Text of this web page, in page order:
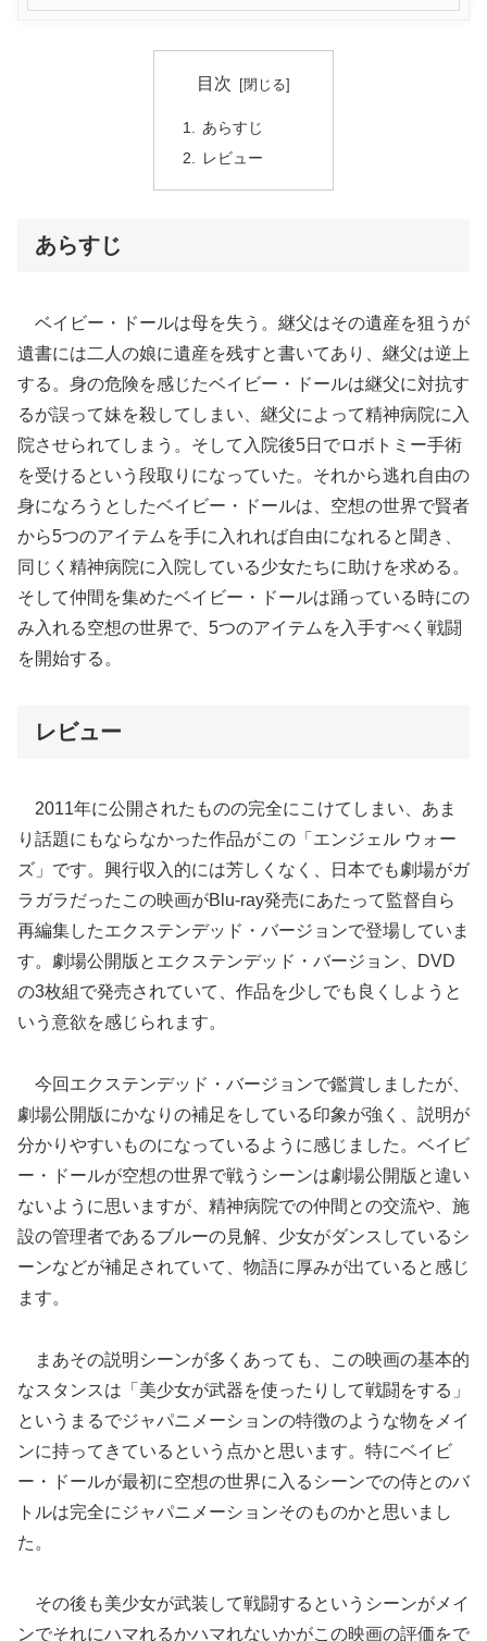
目次
あらすじ
レビュー
あらすじ
ベイビー・ドールは母を失う。継父はその遺産を狙うが
遺書には二人の娘に遺産を残すと書いてあり、継父は逆上
する。身の危険を感じたベイビー・ドールは継父に対抗す
るが誤って妹を殺してしまい、継父によって精神病院に入
院させられてしまう。そして入院後5日でロボトミー手術
を受けるという段取りになっていた。それから逃れ自由の
身になろうとしたベイビー・ドールは、空想の世界で賢者
から5つのアイテムを手に入れれば自由になれると聞き、
同じく精神病院に入院している少女たちに助けを求める。
そして仲間を集めたベイビー・ドールは踊っている時にの
み入れる空想の世界で、5つのアイテムを入手すべく戦闘
を開始する。
レビュー
2011年に公開されたものの完全にこけてしまい、あま
り話題にもならなかった作品がこの「エンジェル ウォー
ズ」です。興行収入的には芳しくなく、日本でも劇場がガ
ラガラだったこの映画がBlu-ray発売にあたって監督自ら
再編集したエクステンデッド・バージョンで登場していま
す。劇場公開版とエクステンデッド・バージョン、DVD
の3枚組で発売されていて、作品を少しでも良くしようと
いう意欲を感じられます。
今回エクステンデッド・バージョンで鑑賞しましたが、
劇場公開版にかなりの補足をしている印象が強く、説明が
分かりやすいものになっているように感じました。ベイビ
ー・ドールが空想の世界で戦うシーンは劇場公開版と違い
ないように思いますが、精神病院での仲間との交流や、施
設の管理者であるブルーの見解、少女がダンスしているシ
ーンなどが補足されていて、物語に厚みが出ていると感じ
ます。
まあその説明シーンが多くあっても、この映画の基本的
なスタンスは「美少女が武器を使ったりして戦闘をする」
というまるでジャパニメーションの特徴のような物をメイ
ンに持ってきているという点かと思います。特にベイビ
ー・ドールが最初に空想の世界に入るシーンでの侍とのバ
トルは完全にジャパニメーションそのものかと思いまし
た。
その後も美少女が武装して戦闘するというシーンがメイ
ンでそれにハマれるかハマれないかがこの映画の評価をで